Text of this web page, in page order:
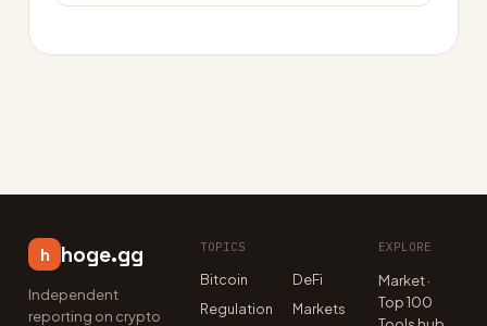
h hoge.gg
Independent
reporting on crypto
TOPICS
Bitcoin
DeFi
Regulation
Markets
EXPLORE
Market ·
Top 100